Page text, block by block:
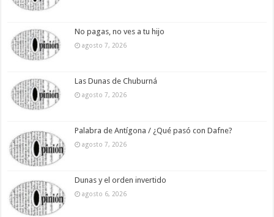
No pagas, no ves a tu hijo
agosto 7, 2026
Las Dunas de Chuburná
agosto 7, 2026
Palabra de Antígona / ¿Qué pasó con Dafne?
agosto 7, 2026
Dunas y el orden invertido
agosto 6, 2026